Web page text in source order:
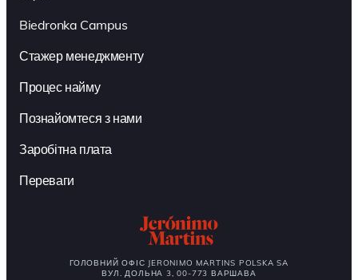
Biedronka Campus
Стажер менеджменту
Процес найму
Познайомтеся з нами
Заробітна плата
Переваги
ГОЛОВНИЙ ОФІС JERONIMO MARTINS POLSKA SA
ВУЛ. ДОЛЬНА 3, 00-773 ВАРШАВА